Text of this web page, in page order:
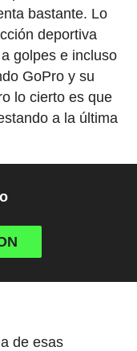
bastante. Lo
deportiva
golpes e incluso
GoPro y su
lo cierto es que
a la última
de esas